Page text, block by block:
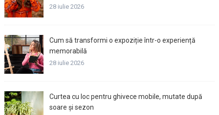
28 iulie 2026
Cum să transformi o expoziție într-o experiență
memorabilă
28 iulie 2026
Curtea cu loc pentru ghivece mobile, mutate după
soare și sezon